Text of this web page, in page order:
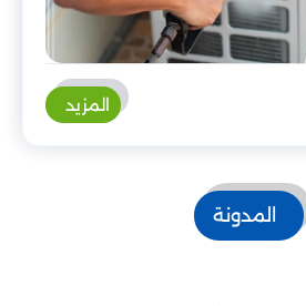
المزيد
المدونة